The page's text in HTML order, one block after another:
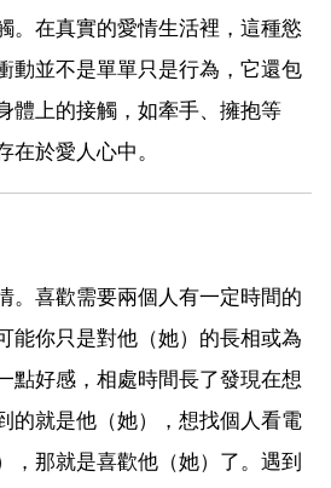
。在真實的愛情生活裡，這種慾
動並不是單單只是行為，它還包
體上的接觸，如牽手、擁抱等
在於愛人心中。
。喜歡需要兩個人有一定時間的
能你只是對他（她）的長相或為
點好感，相處時間長了發現在想
的就是他（她），想找個人看電
，那就是喜歡他（她）了。遇到